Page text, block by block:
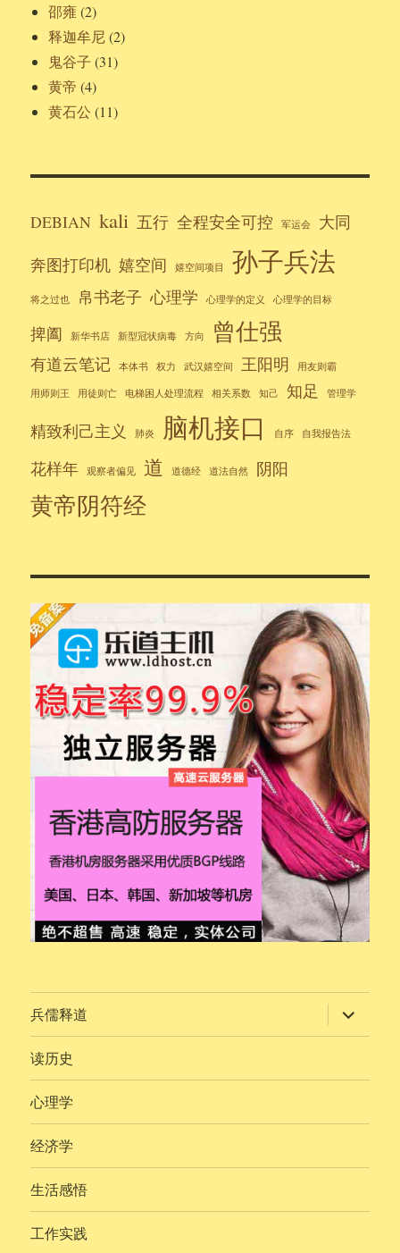
邵雍 (2)
释迦牟尼(2)
鬼谷子 (31)
黄帝 (4)
黄石公 (11)
DEBIAN kali 五行 全程安全可控 军运会
大同
奔图打印机 嬉空间 嬉空间项目 孙子兵法
将之过也 帛书老子 心理学 心理学的定义 心理学的目标
捭阖 新华书店 新型冠状病毒 方向 曾仕强
有道云笔记 本体书 权力 武汉嬉空间 王阳明 用友则霸
用师则王 用徒则亡 电梯困人处理流程 相关系数 知己 知足 管理学
精致利己主义 肺炎 脑机接口 自序 自我报告法
花样年 观察者偏见 道 道德经 道法自然 阴阳
黄帝阴符经
兵儒释道 展
开
子
读历史
心理学
经济学
生活感悟
工作实践